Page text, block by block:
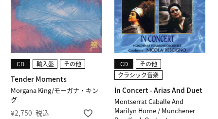
Morgana King/モーガナ・キン
グ
Tender Moments
CD 輸入盤 その他
¥2,750 税込
Montserrat Caballe And
Marilyn Horne / Munchener
In Concert - Arias And Duet
CD
その他
クラシック音楽